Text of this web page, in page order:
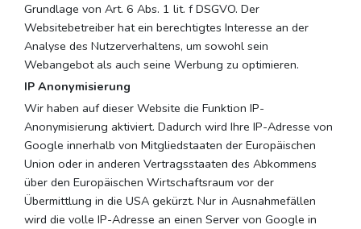
Grundlage von Art. 6 Abs. 1 lit. f DSGVO. Der
Websitebetreiber hat ein berechtigtes Interesse an der
Analyse des Nutzerverhaltens, um sowohl sein
Webangebot als auch seine Werbung zu optimieren.
IP Anonymisierung
Wir haben auf dieser Website die Funktion IP-
Anonymisierung aktiviert. Dadurch wird Ihre IP-Adresse von
Google innerhalb von Mitgliedstaaten der Europäischen
Union oder in anderen Vertragsstaaten des Abkommens
über den Europäischen Wirtschaftsraum vor der
Übermittlung in die USA gekürzt. Nur in Ausnahmefällen
wird die volle IP-Adresse an einen Server von Google in